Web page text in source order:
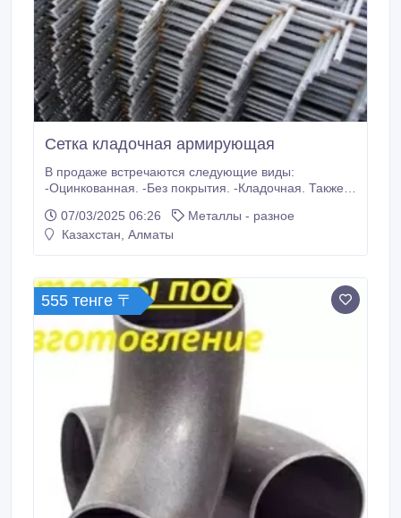
Сетка кладочная армирующая
В продаже встречаются следующие виды:
-Оцинкованная. -Без покрытия. -Кладочная. Также
достаточно прочная. Позволяет обновлять и
укреплять автомобильные дороги, тротуары,
небольших домах.
07/03/2025 06:26
Металлы - разное
Казахстан, Алматы
555 тенге 〒